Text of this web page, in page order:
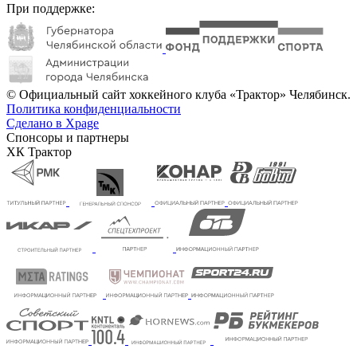
При поддержке:
© Официальный сайт хоккейного клуба «Трактор» Челябинск.
Политика конфиденциальности
Сделано в Xpage
Спонсоры и партнеры
ХК Трактор